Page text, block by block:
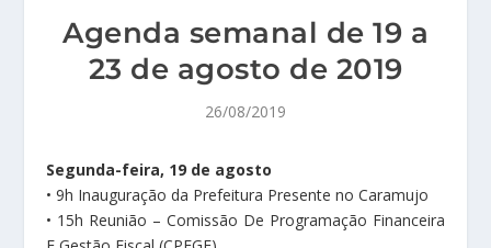
Agenda semanal de 19 a
23 de agosto de 2019
26/08/2019
Segunda-feira, 19 de agosto
• 9h Inauguração da Prefeitura Presente no Caramujo
• 15h Reunião – Comissão De Programação Financeira